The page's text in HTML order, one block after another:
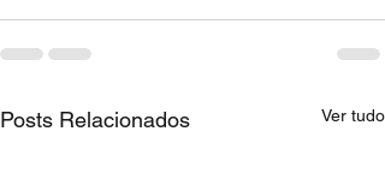
Posts Relacionados Ver tudo